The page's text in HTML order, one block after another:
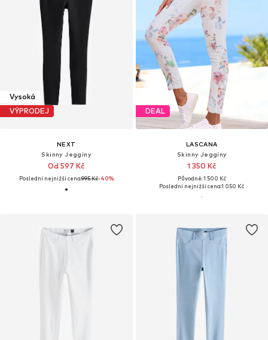
Vysoká
VÝPRODEJ
NEXT
Skinny Jeggíny
Od 597 Kč
Poslední nejnižší cena:995 Kč-40%
DEAL
LASCANA
Skinny Jeggíny
1 350 Kč
Původně: 1 500 Kč
Poslední nejnižší cena:1 050 Kč